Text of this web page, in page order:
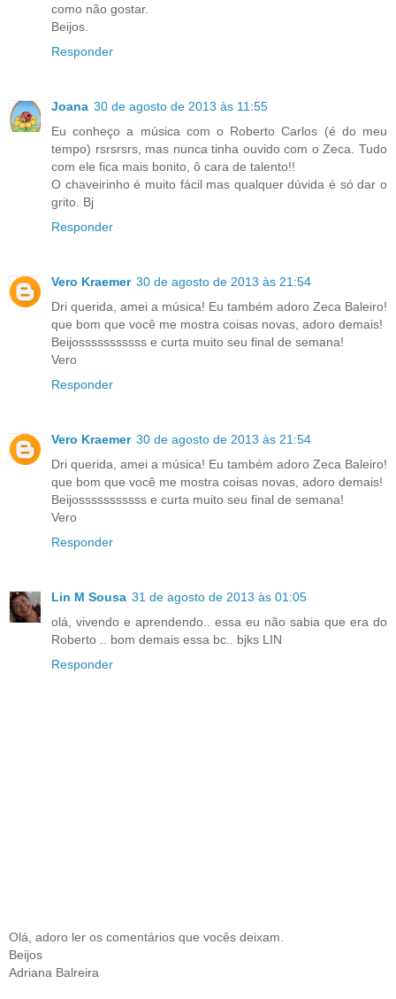
como não gostar.
Beijos.
Responder
Joana 30 de agosto de 2013 às 11:55
Eu conheço a música com o Roberto Carlos (é do meu
tempo) rsrsrsrs, mas nunca tinha ouvido com o Zeca. Tudo
com ele fica mais bonito, ô cara de talento!!
O chaveirinho é muito fácil mas qualquer dúvida é só dar o
grito. Bj
Responder
Vero Kraemer 30 de agosto de 2013 às 21:54
Dri querida, amei a música! Eu também adoro Zeca Baleiro!
que bom que você me mostra coisas novas, adoro demais!
Beijosssssssssss e curta muito seu final de semana!
Vero
Responder
Vero Kraemer 30 de agosto de 2013 às 21:54
Dri querida, amei a música! Eu também adoro Zeca Baleiro!
que bom que você me mostra coisas novas, adoro demais!
Beijosssssssssss e curta muito seu final de semana!
Vero
Responder
Lin M Sousa 31 de agosto de 2013 às 01:05
olá, vivendo e aprendendo.. essa eu não sabia que era do
Roberto .. bom demais essa bc.. bjks LIN
Responder
Olá, adoro ler os comentários que vocês deixam.
Beijos
Adriana Balreira